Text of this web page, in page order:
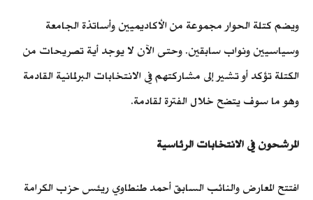
ويضم كتلة الحوار مجموعة من الأكاديميين وأساتذة الجامعة
وسياسيين ونواب سابقين. وحتى الآن لا يوجد أية تصريحات من
الكتلة تؤكد أو تشير إلى مشاركتهم في الانتخابات البرلمانية القادمة
وهو ما سوف يتضح خلال الفترة لقادمة.
المرشحون في الانتخابات الرئاسية
افتتح المعارض والنائب السابق أحمد طنطاوي ريئس حزب الكرامة